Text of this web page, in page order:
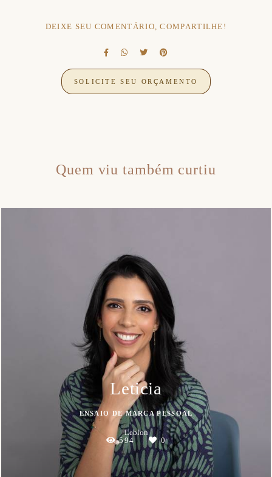
DEIXE SEU COMENTÁRIO, COMPARTILHE!
SOLICITE SEU ORÇAMENTO
Quem viu também curtiu
Leticia
ENSAIO DE MARCA PESSOAL
Leblon
594
0